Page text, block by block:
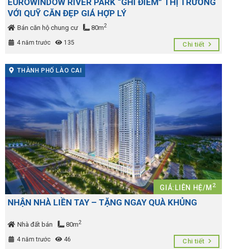
EUROWINDOW RIVER PARK “GHI ĐIỂM” THỊ TRƯỜNG
VỚI QUỸ CĂN ĐẸP GIÁ HỢP LÝ
Bán căn hộ chung cư 80m2
4 năm trước 135 Chi tiết
THÀNH PHỐ LÀO CAI
GIÁ:LIÊN HỆ/M 2
NHẬN NHÀ LIỀN TAY – TẶNG NGAY QUÀ KHỦNG
Nhà đất bán 80m2
4 năm trước 46 Chi tiết